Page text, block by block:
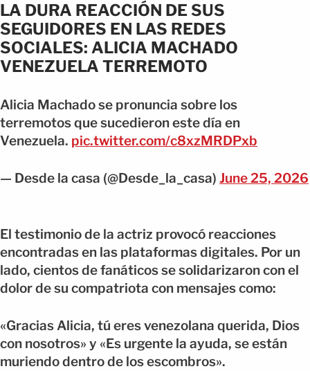
LA DURA REACCIÓN DE SUS
SEGUIDORES EN LAS REDES
SOCIALES: ALICIA MACHADO
VENEZUELA TERREMOTO
Alicia Machado se pronuncia sobre los
terremotos que sucedieron este día en
Venezuela. pic.twitter.com/c8xzMRDPxb
— Desde la casa (@Desde_la_casa) June 25, 2026
El testimonio de la actriz provocó reacciones
encontradas en las plataformas digitales. Por un
lado, cientos de fanáticos se solidarizaron con el
dolor de su compatriota con mensajes como:
«Gracias Alicia, tú eres venezolana querida, Dios
con nosotros» y «Es urgente la ayuda, se están
muriendo dentro de los escombros».